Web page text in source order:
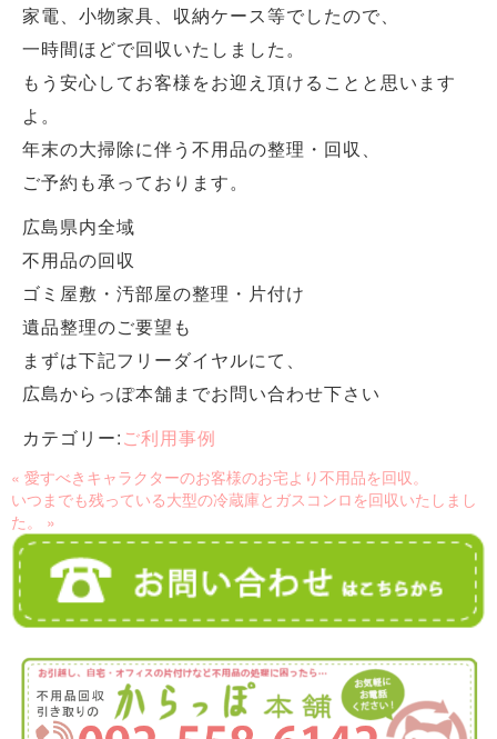
家電、小物家具、収納ケース等でしたので、
一時間ほどで回収いたしました。
もう安心してお客様をお迎え頂けることと思います
よ。
年末の大掃除に伴う不用品の整理・回収、
ご予約も承っております。
広島県内全域
不用品の回収
ゴミ屋敷・汚部屋の整理・片付け
遺品整理のご要望も
まずは下記フリーダイヤルにて、
広島からっぽ本舗までお問い合わせ下さい
カテゴリー:ご利用事例
« 愛すべきキャラクターのお客様のお宅より不用品を回収。
いつまでも残っている大型の冷蔵庫とガスコンロを回収いたしまし
た。 »